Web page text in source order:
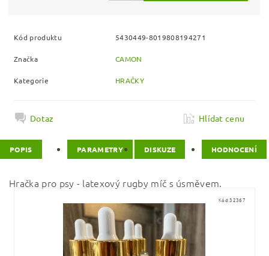
Kód produktu 5430449-8019808194271
Značka CAMON
Kategorie HRAČKY
Dotaz Hlídat cenu
POPIS PARAMETRY DISKUZE HODNOCENÍ
Hračka pro psy - latexový rugby míč s úsměvem.
Kód:32367